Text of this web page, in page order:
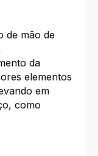
de mão de
da
elementos
em
como